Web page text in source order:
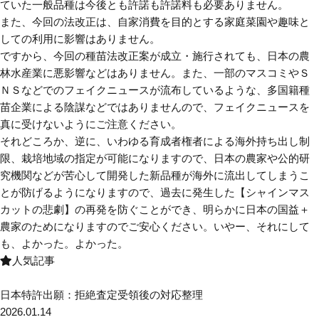
ていた一般品種は今後とも許諾も許諾料も必要ありません。
また、今回の法改正は、自家消費を目的とする家庭菜園や趣味と
しての利用に影響はありません。
ですから、今回の種苗法改正案が成立・施行されても、日本の農
林水産業に悪影響などはありません。また、一部のマスコミやＳ
ＮＳなどでのフェイクニュースが流布しているような、多国籍種
苗企業による陰謀などではありませんので、フェイクニュースを
真に受けないようにご注意ください。
それどころか、逆に、いわゆる育成者権者による海外持ち出し制
限、栽培地域の指定が可能になりますので、日本の農家や公的研
究機関などが苦心して開発した新品種が海外に流出してしまうこ
とが防げるようになりますので、過去に発生した【シャインマス
カットの悲劇】の再発を防ぐことができ、明らかに日本の国益＋
農家のためになりますのでご安心ください。いやー、それにして
も、よかった。よかった。
人気記事
日本特許出願：拒絶査定受領後の対応整理
2026.01.14